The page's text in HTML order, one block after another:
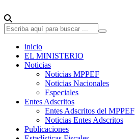
inicio
EL MINISTERIO
Noticias
Noticias MPPEF
Noticias Nacionales
Especiales
Entes Adscritos
Entes Adscritos del MPPEF
Noticias Entes Adscritos
Publicaciones